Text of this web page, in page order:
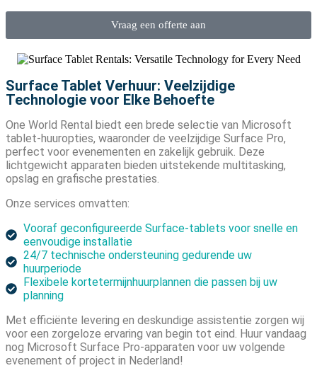
Vraag een offerte aan
Surface Tablet Verhuur: Veelzijdige
Technologie voor Elke Behoefte
One World Rental biedt een brede selectie van Microsoft
tablet-huuropties, waaronder de veelzijdige Surface Pro,
perfect voor evenementen en zakelijk gebruik. Deze
lichtgewicht apparaten bieden uitstekende multitasking,
opslag en grafische prestaties.
Onze services omvatten:
Vooraf geconfigureerde Surface-tablets voor snelle en
eenvoudige installatie
24/7 technische ondersteuning gedurende uw
huurperiode
Flexibele kortetermijnhuurplannen die passen bij uw
planning
Met efficiënte levering en deskundige assistentie zorgen wij
voor een zorgeloze ervaring van begin tot eind. Huur vandaag
nog Microsoft Surface Pro-apparaten voor uw volgende
evenement of project in Nederland!